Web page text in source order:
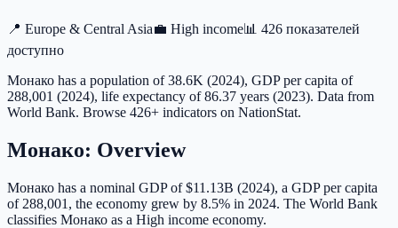
📍 Europe & Central Asia💼 High income 📊 426 показателей
доступно
Монако has a population of 38.6K (2024), GDP per capita of
288,001 (2024), life expectancy of 86.37 years (2023). Data from
World Bank. Browse 426+ indicators on NationStat.
Монако: Overview
Монако has a nominal GDP of $11.13B (2024), a GDP per capita
of 288,001, the economy grew by 8.5% in 2024. The World Bank
classifies Монако as a High income economy.